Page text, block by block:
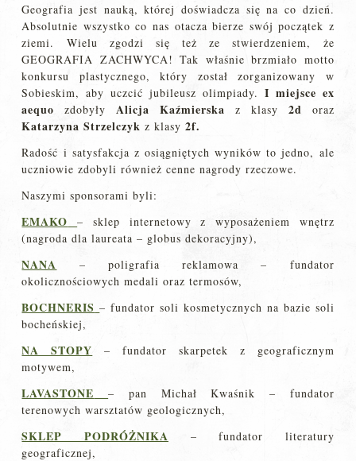
Geografia jest nauką, której doświadcza się na co dzień.
Absolutnie wszystko co nas otacza bierze swój początek z
ziemi. Wielu zgodzi się też ze stwierdzeniem, że
GEOGRAFIA ZACHWYCA! Tak właśnie brzmiało motto
konkursu plastycznego, który został zorganizowany w
Sobieskim, aby uczcić jubileusz olimpiady. I miejsce ex
aequo zdobyły Alicja Kaźmierska z klasy 2d oraz
Katarzyna Strzelczykz klasy 2f.
Radość i satysfakcja z osiągniętych wyników to jedno, ale
uczniowie zdobyli również cenne nagrody rzeczowe.
Naszymi sponsorami byli:
EMAKO
– sklep internetowy z wyposażeniem wnętrz
(nagroda dla laureata – globus dekoracyjny),
NANA – poligrafia reklamowa – fundator
okolicznościowych medali oraz termosów,
BOCHNERIS – fundator soli kosmetycznych na bazie soli
bocheńskiej,
NA STOPY – fundator skarpetek z geograficznym
motywem,
LAVASTONE
– pan Michał Kwaśnik – fundator
terenowych warsztatów geologicznych,
SKLEP PODRÓŻNIKA – fundator literatury
geograficznej,